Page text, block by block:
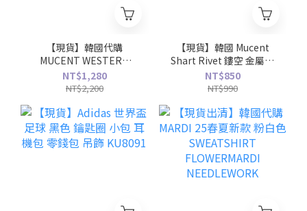
【現貨】韓國代購
MUCENT WESTERN
LEATHER SHOULDER
BAG 超大容量 皮革皮帶
NT$1,280
NT$2,200
【現貨】韓國 Mucent
Shart Rivet 鏤空 金屬標
誌 無袖 上衣 2色
NT$850
NT$990